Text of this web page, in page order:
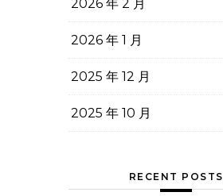
2026 年 2 月
2026 年 1 月
2025 年 12 月
2025 年 10 月
RECENT POSTS